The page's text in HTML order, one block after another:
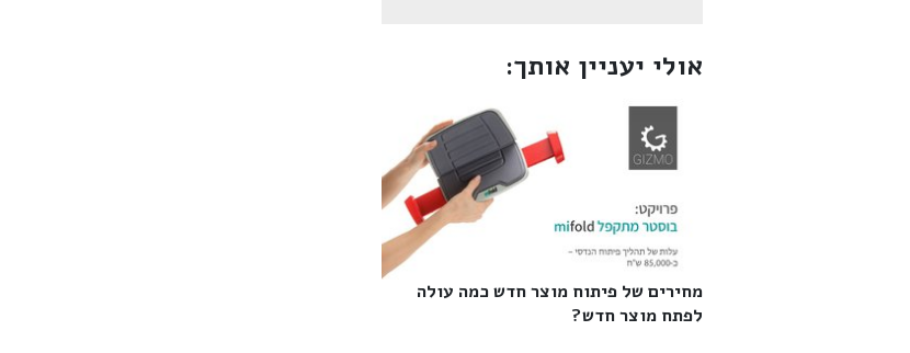
אולי יעניין אותך:
מחירים של פיתוח מוצר חדש כמה עולה
לפתח מוצר חדש?‎